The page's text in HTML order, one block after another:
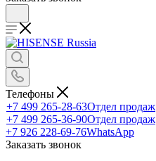
Телефоны
+7 499 265-28-63Отдел продаж
+7 499 265-36-90Отдел продаж
+7 926 228-69-76WhatsApp
Заказать звонок